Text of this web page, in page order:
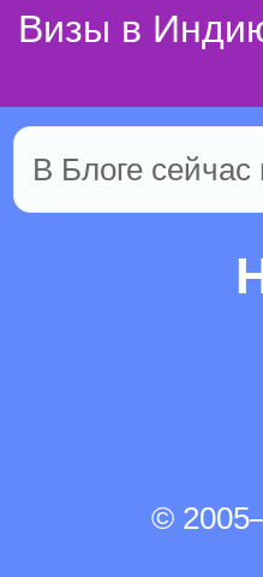
Визы в
В Блоге сейчас
©